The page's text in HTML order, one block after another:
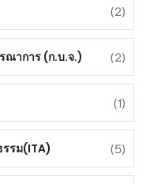
(2)
ณาการ (ก.บ.จ.) (2)
(1)
รม(ITA) (5)